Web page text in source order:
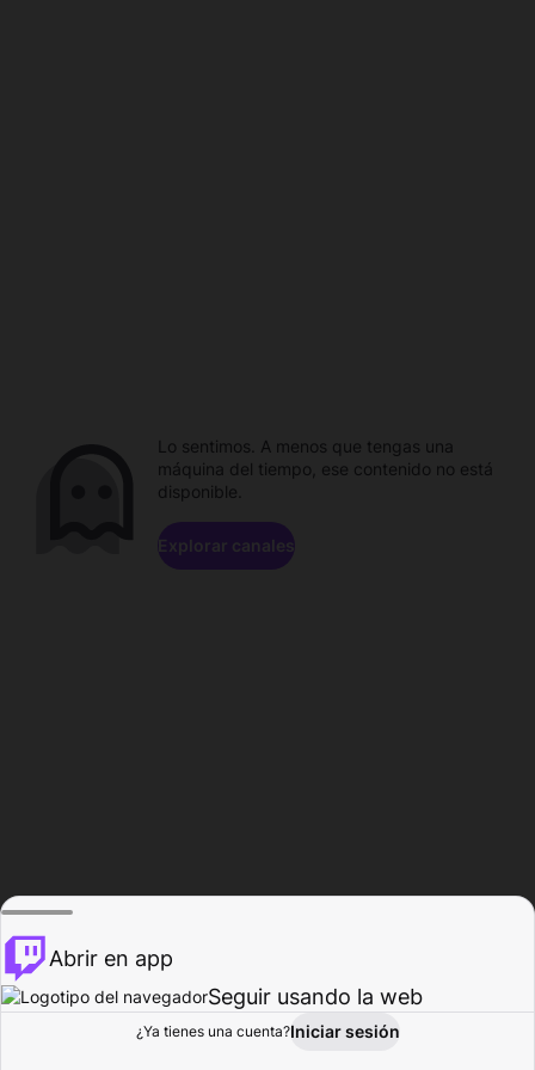
Explorar Actividad
Lo sentimos. A menos que tengas una
máquina del tiempo, ese contenido no está
disponible.
Explorar canales
Abrir en app
Seguir usando la web
¿Ya tienes una cuenta?Iniciar sesión